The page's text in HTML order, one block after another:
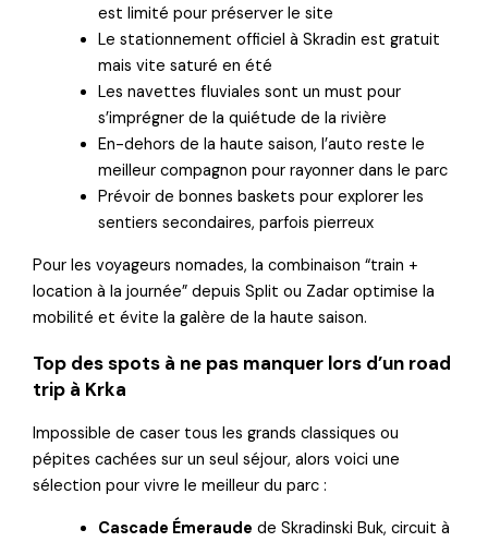
est limité pour préserver le site
Le stationnement officiel à Skradin est gratuit
mais vite saturé en été
Les navettes fluviales sont un must pour
s’imprégner de la quiétude de la rivière
En-dehors de la haute saison, l’auto reste le
meilleur compagnon pour rayonner dans le parc
Prévoir de bonnes baskets pour explorer les
sentiers secondaires, parfois pierreux
Pour les voyageurs nomades, la combinaison “train +
location à la journée” depuis Split ou Zadar optimise la
mobilité et évite la galère de la haute saison.
Top des spots à ne pas manquer lors d’un road
trip à Krka
Impossible de caser tous les grands classiques ou
pépites cachées sur un seul séjour, alors voici une
sélection pour vivre le meilleur du parc :
Cascade Émeraude de Skradinski Buk, circuit à